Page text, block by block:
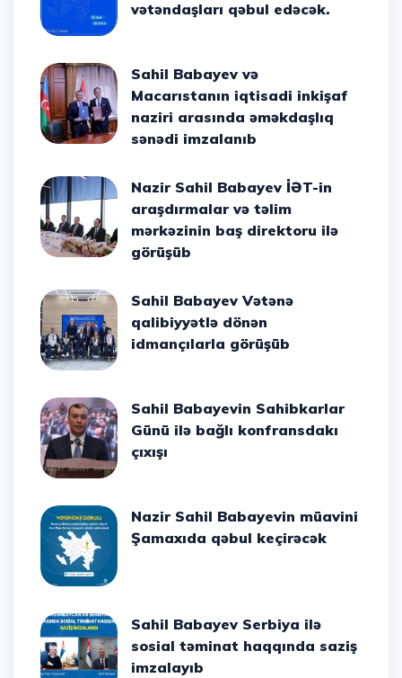
vətəndaşları qəbul edəcək.
Sahil Babayev və
Macarıstanın iqtisadi inkişaf
naziri arasında əməkdaşlıq
sənədi imzalanıb
Nazir Sahil Babayev İƏT-in
araşdırmalar və təlim
mərkəzinin baş direktoru ilə
görüşüb
Sahil Babayev Vətənə
qalibiyyətlə dönən
idmançılarla görüşüb
Sahil Babayevin Sahibkarlar
Günü ilə bağlı konfransdakı
çıxışı
Nazir Sahil Babayevin müavini
Şamaxıda qəbul keçirəcək
Sahil Babayev Serbiya ilə
sosial təminat haqqında saziş
imzalayıb